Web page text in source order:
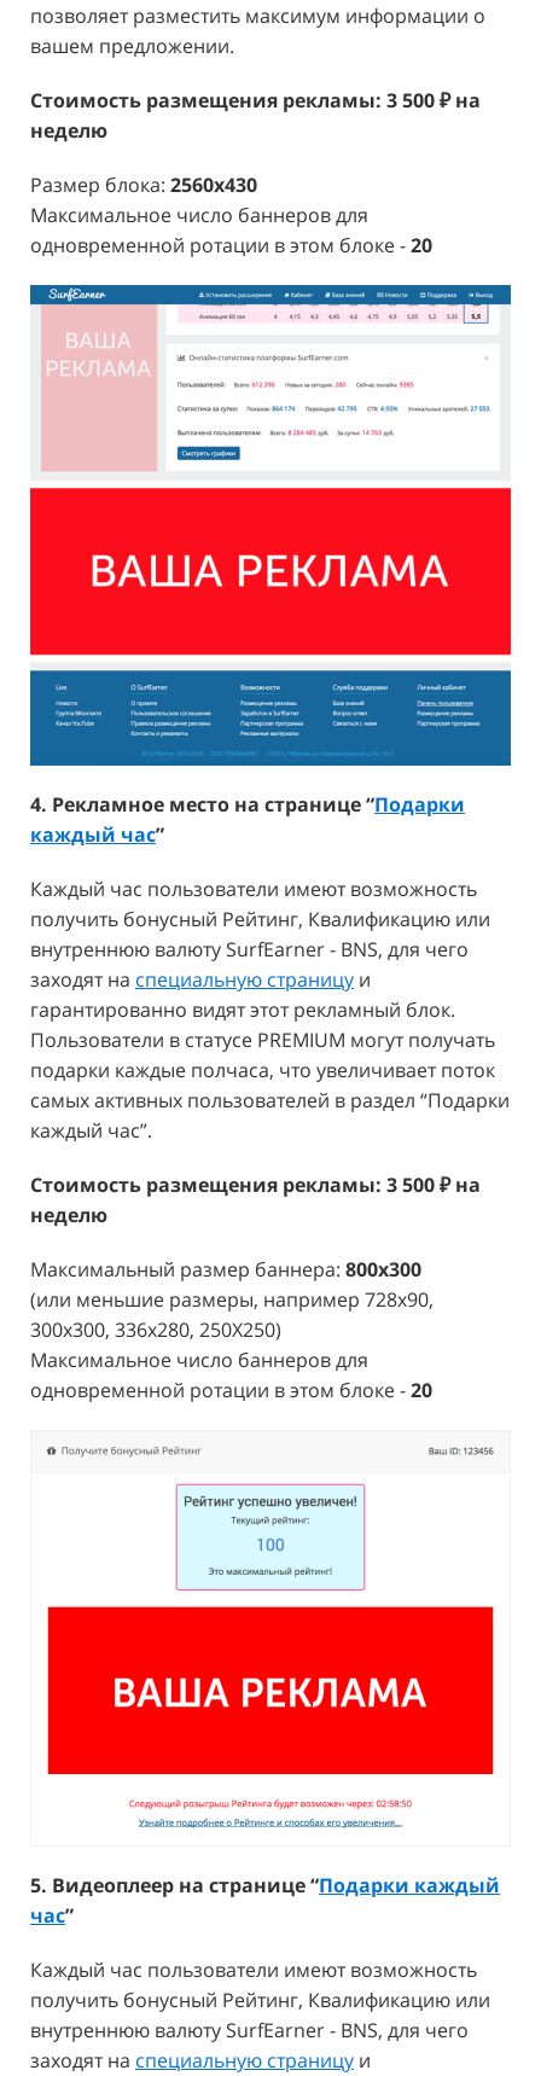
позволяет разместить максимум информации о
вашем предложении.
Стоимость размещения рекламы: 3 500 ₽ на
неделю
Размер блока: 2560x430
Максимальное число баннеров для
одновременной ротации в этом блоке -20
4. Рекламное место на странице “Подарки
каждый час”
Каждый час пользователи имеют возможность
получить бонусный Рейтинг, Квалификацию или
внутреннюю валюту SurfEarner - BNS, для чего
заходят на специальную страницу и
гарантированно видят этот рекламный блок.
Пользователи в статусе PREMIUM могут получать
подарки каждые полчаса, что увеличивает поток
самых активных пользователей в раздел “Подарки
каждый час”.
Стоимость размещения рекламы: 3 500 ₽ на
неделю
Максимальный размер баннера: 800x300
(или меньшие размеры, например 728x90,
300x300, 336x280, 250X250)
Максимальное число баннеров для
одновременной ротации в этом блоке -20
5. Видеоплеер на странице “Подарки каждый
час”
Каждый час пользователи имеют возможность
получить бонусный Рейтинг, Квалификацию или
внутреннюю валюту SurfEarner - BNS, для чего
заходят на специальную страницу и